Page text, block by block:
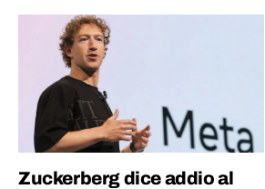
Zuckerberg dice addio al